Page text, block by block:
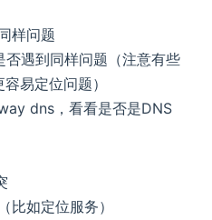
样问题
遇到同样问题（注意有些
易定位问题）
dns，看看是否是DNS
比如定位服务）